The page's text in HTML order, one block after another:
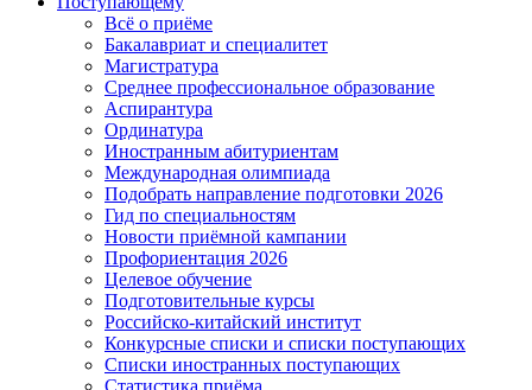
Всё о приёме
Бакалавриат и специалитет
Магистратура
Среднее профессиональное образование
Аспирантура
Ординатура
Иностранным абитуриентам
Международная олимпиада
Подобрать направление подготовки 2026
Гид по специальностям
Новости приёмной кампании
Профориентация 2026
Целевое обучение
Подготовительные курсы
Российско-китайский институт
Конкурсные списки и списки поступающих
Списки иностранных поступающих
Статистика приёма